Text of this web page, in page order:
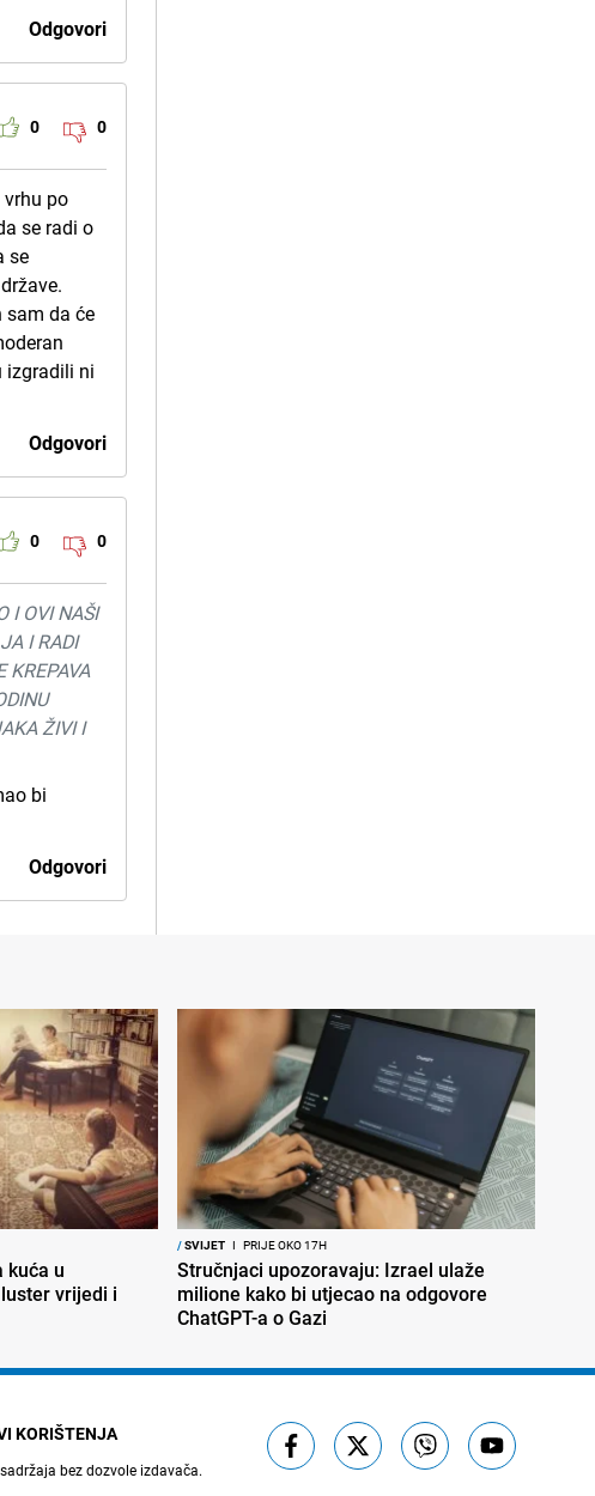
Odgovori
0 0
po
se radi o
se
sam da će
izgradili ni
Odgovori
0 0
I OVI NAŠI
I RADI
KREPAVA
ŽIVI I
bi
Odgovori
kuća u
vrijedi i
/SVIJET I PRIJE OKO 17H
Stručnjaci upozoravaju: Izrael ulaže
milione kako bi utjecao na odgovore
ChatGPT-a o Gazi
KORIŠTENJA
bez dozvole izdavača.